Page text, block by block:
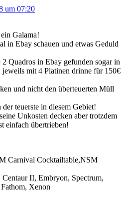
um 07:20
Galama!
in Ebay schauen und etwas Geduld
2 Quadros in Ebay gefunden sogar in
jeweils mit 4 Platinen drinne für 150€
und nicht den überteuerten Müll
teuerste in diesem Gebiet!
Unkosten decken aber trotzdem
einfach übertrieben!
Carnival Cocktailtable,NSM
II, Embryon, Spectrum,
Xenon